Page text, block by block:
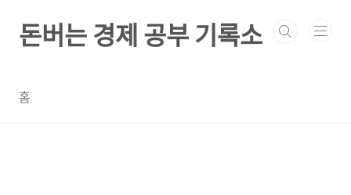
돈버는 경제 공부 기록소
홈